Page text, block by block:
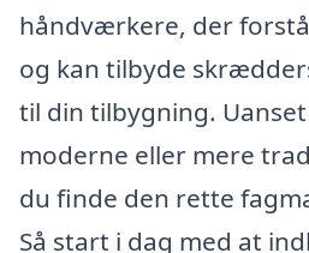
håndværkere, der
og kan tilbyde
til din tilbygning.
moderne eller mere
du finde den rette
Så start i dag med at